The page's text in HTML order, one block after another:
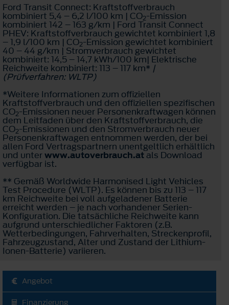
Ford Transit Connect: Kraftstoffverbrauch
kombiniert 5,4 – 6,2 l/100 km | CO2-Emission
kombiniert 142 – 163 g/km | Ford Transit Connect
PHEV: Kraftstoffverbrauch gewichtet kombiniert 1,8
– 1,9 l/100 km | CO2-Emission gewichtet kombiniert
40 – 44 g/km | Stromverbrauch gewichtet
kombiniert: 14,5 – 14,7 kWh/100 km| Elektrische
Reichweite kombiniert: 113 – 117 km* |
(Prüfverfahren: WLTP)
*Weitere Informationen zum offiziellen
Kraftstoffverbrauch und den offiziellen spezifischen
CO2-Emissionen neuer Personenkraftwagen können
dem Leitfaden über den Kraftstoffverbrauch, die
CO2-Emissionen und den Stromverbrauch neuer
Personenkraftwagen entnommen werden, der bei
allen Ford Vertragspartnern unentgeltlich erhältlich
und unterwww.autoverbrauch.atals Download
verfügbar ist.
** Gemäß Worldwide Harmonised Light Vehicles
Test Procedure (WLTP). Es können bis zu 113 – 117
km Reichweite bei voll aufgeladener Batterie
erreicht werden – je nach vorhandener Serien-
Konfiguration. Die tatsächliche Reichweite kann
aufgrund unterschiedlicher Faktoren (z.B.
Wetterbedingungen, Fahrverhalten, Streckenprofil,
Fahrzeugzustand, Alter und Zustand der Lithium-
Ionen-Batterie) variieren.
Angebot
Finanzierung